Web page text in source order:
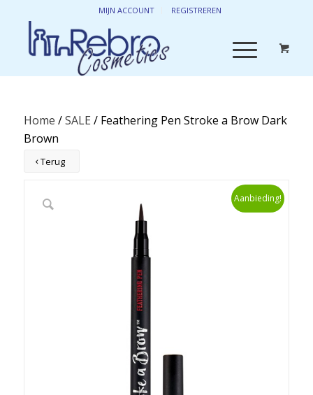
MIJN ACCOUNT REGISTREREN
Home /SALE / Feathering Pen Stroke a Brow Dark
Brown
Terug
Aanbieding!